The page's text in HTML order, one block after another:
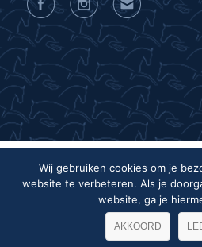
Privacyverklaring
Wij gebruiken cookies om je
website te verbeteren. Als je
website, ga je
AKKOORD